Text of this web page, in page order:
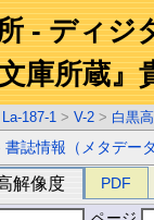
- ディジ
庫所蔵』
La-187-1 > V-2 > 白黒
書誌情報（メタデー
解像度 PDF